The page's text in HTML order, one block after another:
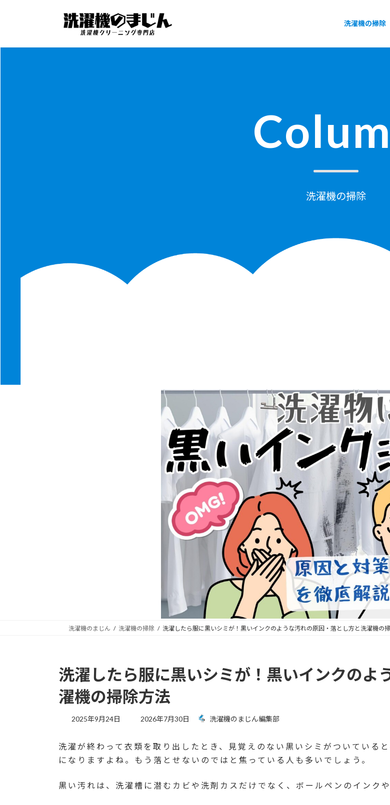
洗濯機の掃除
洗濯機の掃除
洗濯機のまじん 洗濯機の掃除 洗濯したら服に黒いシミが！黒いインクのような汚れの原因・落とし方と洗濯機の
洗濯したら服に黒いシミが！黒いインクのよ
濯機の掃除方法
2025年9月24日
最
新
日
時
2026年7月30日 洗濯機のまじん編集部
洗濯が終わって衣類を取り出したとき、見覚えのない黒いシミがついている
になりますよね。もう落とせないのではと焦っている人も多いでしょう。
黒い汚れは、洗濯槽に潜むカビや洗剤カスだけでなく、ボールペンのインク